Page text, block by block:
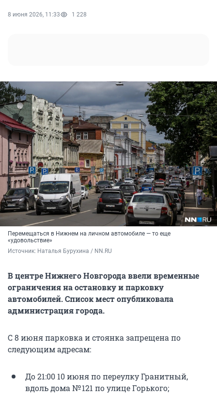
8 июня 2026, 11:33 1 228
Перемещаться в Нижнем на личном автомобиле — то еще
«удовольствие»
Источник: Наталья Бурухина / NN.RU
В центре Нижнего Новгорода ввели временные
ограничения на остановку и парковку
автомобилей. Список мест опубликовала
администрация города.
С 8 июня парковка и стоянка запрещена по
следующим адресам:
До 21:00 10 июня по переулку Гранитный,
вдоль дома № 121 по улице Горького;